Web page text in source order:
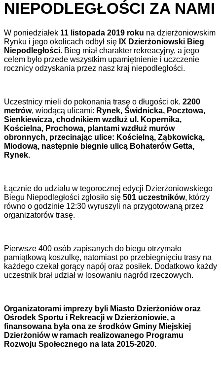
NIEPODLEGŁOŚCI ZA NAMI
W poniedziałek 11 listopada 2019 roku na dzierżoniowskim
Rynku i jego okolicach odbył się IX Dzierżoniowski Bieg
Niepodległości. Bieg miał charakter rekreacyjny, a jego
celem było przede wszystkim upamiętnienie i uczczenie
rocznicy odzyskania przez nasz kraj niepodległości.
Uczestnicy mieli do pokonania trasę o długości ok. 2200
metrów, wiodącą ulicami: Rynek, Świdnicka, Pocztowa,
Sienkiewicza, chodnikiem wzdłuż ul. Kopernika,
Kościelna, Prochowa, plantami wzdłuż murów
obronnych, przecinając ulice: Kościelną, Ząbkowicką,
Miodową, następnie biegnie ulicą Bohaterów Getta,
Rynek.
Łącznie do udziału w tegorocznej edycji Dzierżoniowskiego
Biegu Niepodległości zgłosiło się 501 uczestników, którzy
równo o godzinie 12:30 wyruszyli na przygotowaną przez
organizatorów trasę.
Pierwsze 400 osób zapisanych do biegu otrzymało
pamiątkową koszulkę, natomiast po przebiegnięciu trasy na
każdego czekał gorący napój oraz posiłek. Dodatkowo każdy
uczestnik brał udział w losowaniu nagród rzeczowych.
Organizatorami imprezy byli Miasto Dzierżoniów oraz
Ośrodek Sportu i Rekreacji w Dzierżoniowie, a
finansowana była ona ze środków Gminy Miejskiej
Dzierżoniów w ramach realizowanego Programu
Rozwoju Społecznego na lata 2015-2020.